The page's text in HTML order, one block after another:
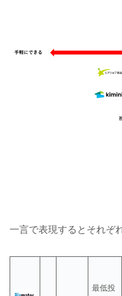
一言で表現するとそれぞ
最低投